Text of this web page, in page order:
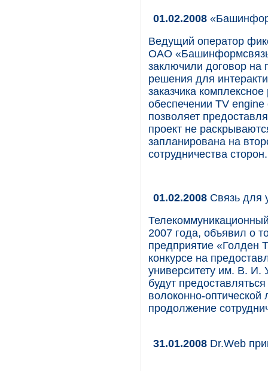
01.02.2008
Ведущий оператор
ОАО
заключили договор на
решения для
заказчика
обеспечении TV engine
позволяет
проект не
запланирована на
сотрудничества сторон.
01.02.2008 Связь для
2007 года, объявил о
предприятие «Голден
конкурсе на
университету им. В. И.
будут
волоконно-оптической
продолжение
31.01.2008 Dr.Web